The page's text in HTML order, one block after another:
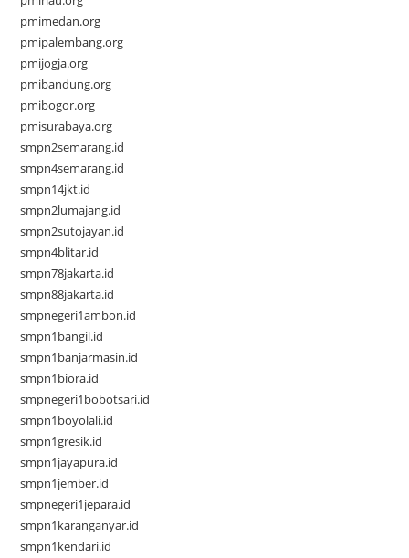
pmimedan.org
pmipalembang.org
pmijogja.org
pmibandung.org
pmibogor.org
pmisurabaya.org
smpn2semarang.id
smpn4semarang.id
smpn14jkt.id
smpn2lumajang.id
smpn2sutojayan.id
smpn4blitar.id
smpn78jakarta.id
smpn88jakarta.id
smpnegeri1ambon.id
smpn1bangil.id
smpn1banjarmasin.id
smpn1biora.id
smpnegeri1bobotsari.id
smpn1boyolali.id
smpn1gresik.id
smpn1jayapura.id
smpn1jember.id
smpnegeri1jepara.id
smpn1karanganyar.id
smpn1kendari.id